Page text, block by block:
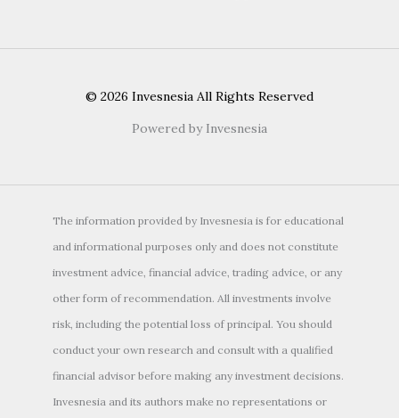
© 2026 Invesnesia All Rights Reserved
Powered by Invesnesia
The information provided by Invesnesia is for educational
and informational purposes only and does not constitute
investment advice, financial advice, trading advice, or any
other form of recommendation. All investments involve
risk, including the potential loss of principal. You should
conduct your own research and consult with a qualified
financial advisor before making any investment decisions.
Invesnesia and its authors make no representations or